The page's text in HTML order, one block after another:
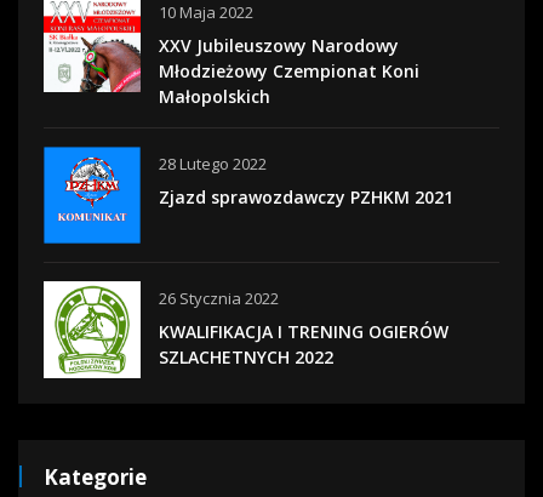
10 Maja 2022
XXV Jubileuszowy Narodowy
Młodzieżowy Czempionat Koni
Małopolskich
28 Lutego 2022
Zjazd sprawozdawczy PZHKM 2021
26 Stycznia 2022
KWALIFIKACJA I TRENING OGIERÓW
SZLACHETNYCH 2022
Kategorie